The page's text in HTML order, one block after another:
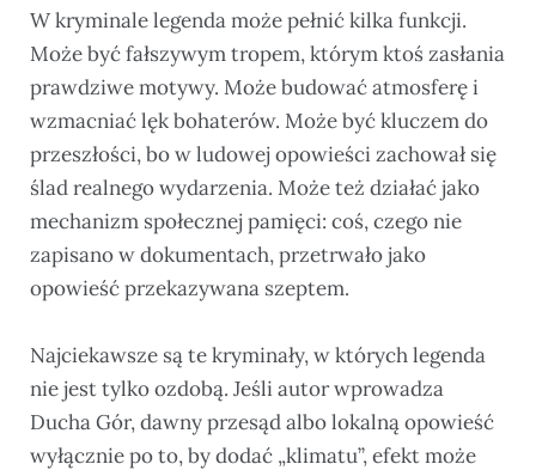
W kryminale legenda może pełnić kilka funkcji.
Może być fałszywym tropem, którym ktoś zasłania
prawdziwe motywy. Może budować atmosferę i
wzmacniać lęk bohaterów. Może być kluczem do
przeszłości, bo w ludowej opowieści zachował się
ślad realnego wydarzenia. Może też działać jako
mechanizm społecznej pamięci: coś, czego nie
zapisano w dokumentach, przetrwało jako
opowieść przekazywana szeptem.
Najciekawsze są te kryminały, w których legenda
nie jest tylko ozdobą. Jeśli autor wprowadza
Ducha Gór, dawny przesąd albo lokalną opowieść
wyłącznie po to, by dodać „klimatu”, efekt może